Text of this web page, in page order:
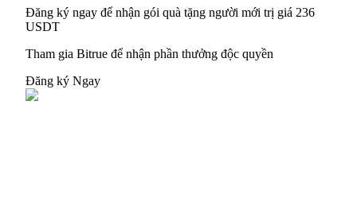
Đăng ký ngay để nhận gói quà tặng người mới trị giá 236
USDT
Tham gia Bitrue để nhận phần thưởng độc quyền
Đăng ký Ngay